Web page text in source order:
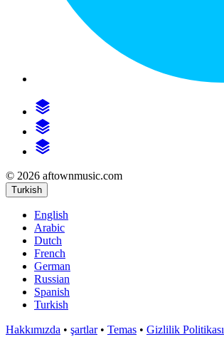
© 2026 aftownmusic.com
Turkish
English
Arabic
Dutch
French
German
Russian
Spanish
Turkish
Hakkımızda • şartlar• Temas • Gizlilik Politikası